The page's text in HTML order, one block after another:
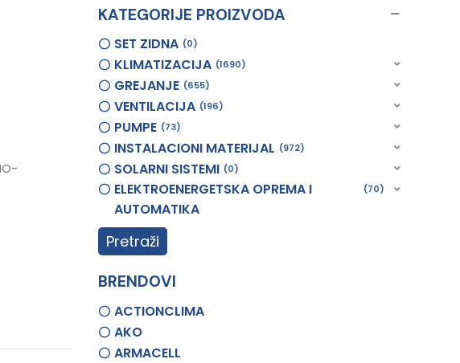
KATEGORIJE PROIZVODA
SET ZIDNA 0
KLIMATIZACIJA 1690
GREJANJE 655
VENTILACIJA 196
PUMPE 73
INSTALACIONI MATERIJAL 972
SOLARNI SISTEMI 0
ELEKTROENERGETSKA OPREMA I
AUTOMATIKA
70
Pretraži
BRENDOVI
ACTIONCLIMA
AKO
ARMACELL